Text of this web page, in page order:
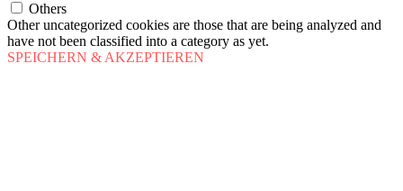
Others
Other uncategorized cookies are those that are being analyzed and
have not been classified into a category as yet.
SPEICHERN & AKZEPTIEREN